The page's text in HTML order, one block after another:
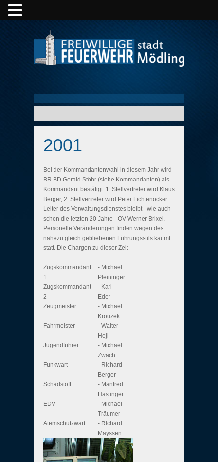
2001
Bei der Kommandantenwahl in diesem Jahr wird
BR BD Gerald Stöhr (siehe Kommandanten) als
Kommandant bestätigt. 1. Stellvertreter wird Klaus
Berger, 2. Stellvertreter wird Peter Lichtenöcker.
Leiter des Verwaltungsdienstes bleibt - wie auch
schon die letzten 20 Jahre - OV Werner Brixel.
Personelle Veränderungen finden wegen des
nahezu gleich gebliebenen Führungsstils kaumt
statt. Die Chargen zu dieser Zeit
Zugskommandant
1
- Michael
Pleininger
Zugskommandant
2
- Karl
Eder
Zeugmeister
- Michael
Krouzek
Fahrmeister
- Walter
Hejl
Jugendführer
- Michael
Zwach
Funkwart
- Richard
Berger
Schadstoff
- Manfred
Haslinger
EDV
- Michael
Träumer
Atemschutzwart
- Richard
Mayssen